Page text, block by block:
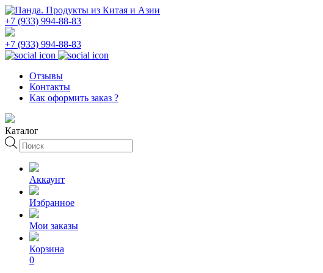
+7 (933) 994-88-83
+7 (933) 994-88-83
Отзывы
Контакты
Как оформить заказ ?
Каталог
Поиск
товаров
Аккаунт
Избранное
Мои заказы
Корзина
0